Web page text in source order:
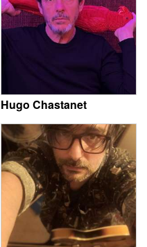
Hugo Chastanet